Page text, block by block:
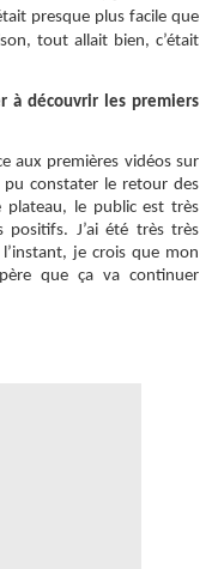
presque plus facile que
tout allait bien, c’était
à découvrir les premiers
aux premières vidéos sur
pu constater le retour des
plateau, le public est très
positifs. J’ai été très très
je crois que mon
que ça va continuer